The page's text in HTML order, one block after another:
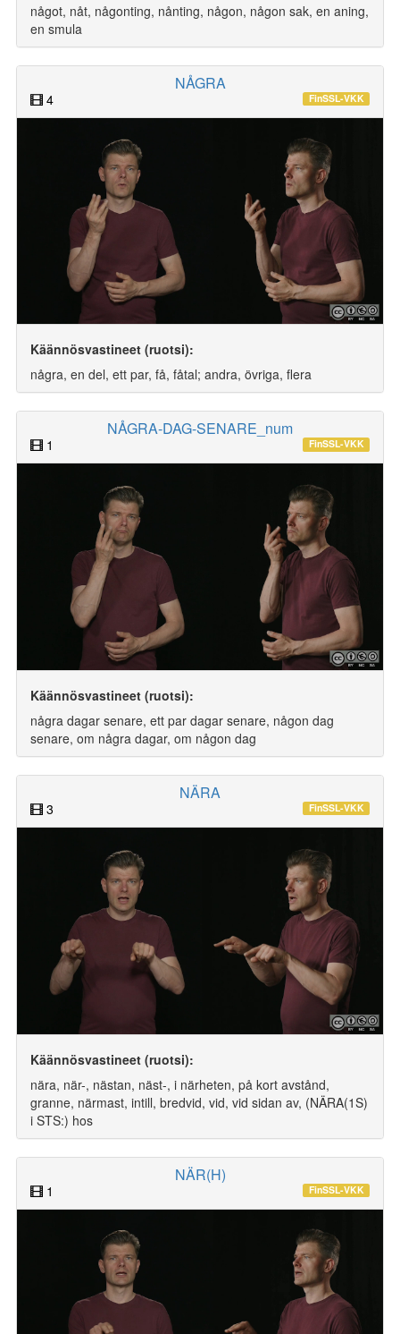
något, nåt, någonting, nånting, någon, någon sak, en aning,
en smula
NÅGRA
4 FinSSL-VKK
Käännösvastineet (ruotsi):
några, en del, ett par, få, fåtal; andra, övriga, flera
NÅGRA-DAG-SENARE_num
1 FinSSL-VKK
Käännösvastineet (ruotsi):
några dagar senare, ett par dagar senare, någon dag
senare, om några dagar, om någon dag
NÄRA
3 FinSSL-VKK
Käännösvastineet (ruotsi):
nära, när-, nästan, näst-, i närheten, på kort avstånd,
granne, närmast, intill, bredvid, vid, vid sidan av, (NÄRA(1S)
i STS:) hos
NÄR(H)
1 FinSSL-VKK